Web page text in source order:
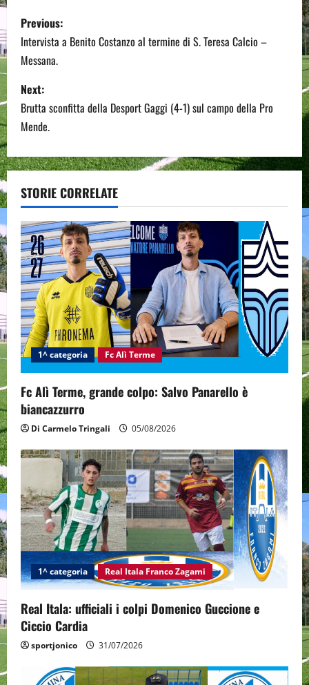
P
o
s
t
n
a
v
i
g
a
t
i
o
n
Previous:
Intervista a Benito Costanzo al termine di S. Teresa Calcio –
Messana.
Next:
Brutta sconfitta della Desport Gaggi (4-1) sul campo della Pro
Mende.
STORIE CORRELATE
1^ categoria Fc Alì Terme
Fc Alì Terme, grande colpo: Salvo Panarello è
biancazzurro
Di Carmelo Tringali 05/08/2026
1^ categoria Real Itala Franco Zagami
Real Itala: ufficiali i colpi Domenico Guccione e
Ciccio Cardia
sportjonico 31/07/2026